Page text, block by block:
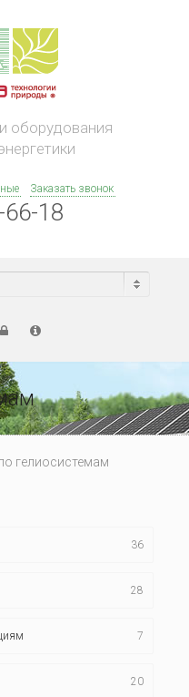
оборудования
Заказать звонок
18
гелиосистемам
36
28
7
20